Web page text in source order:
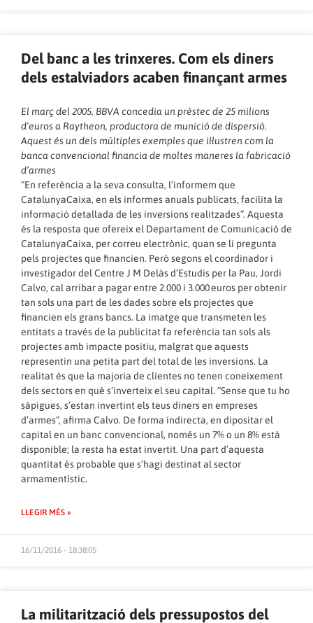
Del banc a les trinxeres. Com els diners
dels estalviadors acaben finançant armes
El març del 2005, BBVA concedia un préstec de 25 milions
d’euros a Raytheon, productora de munició de dispersió.
Aquest és un dels múltiples exemples que il·lustren com la
banca convencional financia de moltes maneres la fabricació
d’armes
“En referència a la seva consulta, l’informem que
CatalunyaCaixa, en els informes anuals publicats, facilita la
informació detallada de les inversions realitzades”. Aquesta
és la resposta que ofereix el Departament de Comunicació de
CatalunyaCaixa, per correu electrònic, quan se li pregunta
pels projectes que financien. Però segons el coordinador i
investigador del Centre J M Delàs d’Estudis per la Pau, Jordi
Calvo, cal arribar a pagar entre 2.000 i 3.000 euros per obtenir
tan sols una part de les dades sobre els projectes que
financien els grans bancs. La imatge que transmeten les
entitats a través de la publicitat fa referència tan sols als
projectes amb impacte positiu, malgrat que aquests
representin una petita part del total de les inversions. La
realitat és que la majoria de clientes no tenen coneixement
dels sectors en què s’inverteix el seu capital. “Sense que tu ho
sàpigues, s’estan invertint els teus diners en empreses
d’armes”, afirma Calvo. De forma indirecta, en dipositar el
capital en un banc convencional, només un 7% o un 8% està
disponible; la resta ha estat invertit. Una part d’aquesta
quantitat és probable que s’hagi destinat al sector
armamentístic.
LLEGIR MÉS »
16/11/2016 - 18:38:05
La militarització dels pressupostos del